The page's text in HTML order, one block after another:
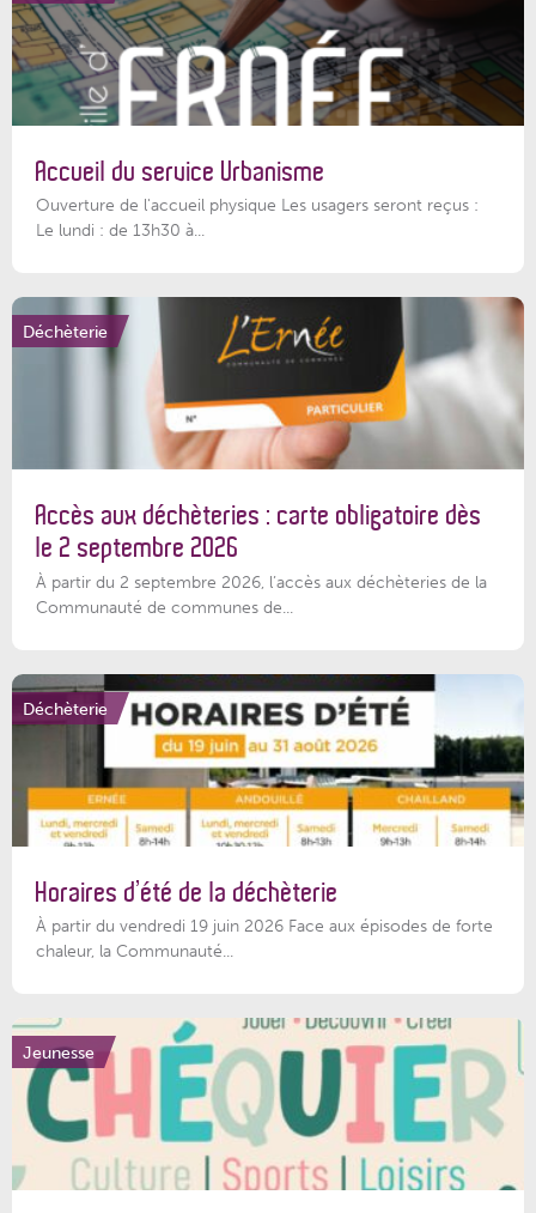
Accueil du service Urbanisme
Ouverture de l'accueil physique Les usagers seront reçus :
Le lundi : de 13h30 à...
Déchèterie
Accès aux déchèteries : carte obligatoire dès
le 2 septembre 2026
À partir du 2 septembre 2026, l’accès aux déchèteries de la
Communauté de communes de...
Déchèterie
Horaires d’été de la déchèterie
À partir du vendredi 19 juin 2026 Face aux épisodes de forte
chaleur, la Communauté...
Jeunesse